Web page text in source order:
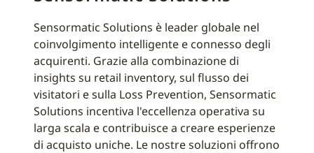
Sensormatic Solutions è leader globale nel
coinvolgimento intelligente e connesso degli
acquirenti. Grazie alla combinazione di
insights su retail inventory, sul flusso dei
visitatori e sulla Loss Prevention, Sensormatic
Solutions incentiva l'eccellenza operativa su
larga scala e contribuisce a creare esperienze
di acquisto uniche. Le nostre soluzioni offrono